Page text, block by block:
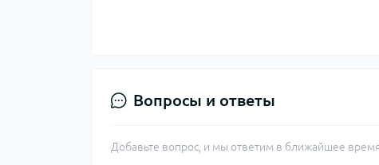
Вопросы и ответы
Добавьте вопрос, и мы ответим в ближайшее